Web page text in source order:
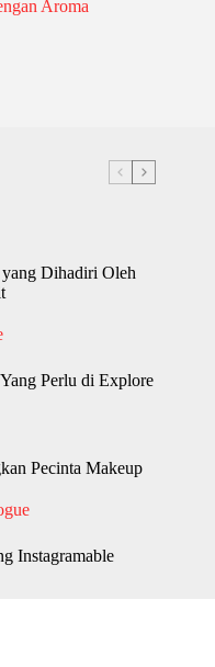
Aroma
Dihadiri Oleh
Perlu di Explore
Pecinta Makeup
Instagramable